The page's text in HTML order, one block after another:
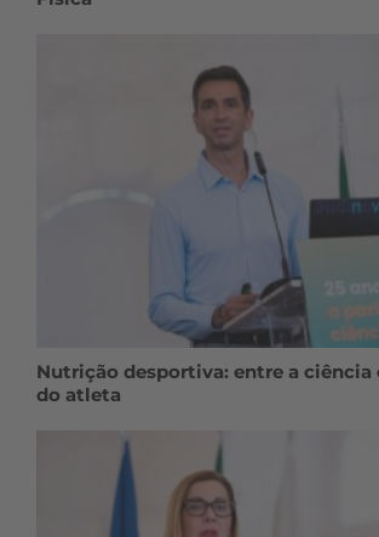
Nutrição desportiva: entre a ciência
do atleta